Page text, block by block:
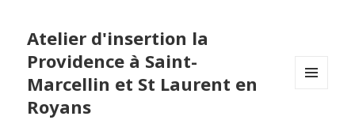
Atelier d'insertion la
Providence à Saint-
Marcellin et St Laurent en
Royans